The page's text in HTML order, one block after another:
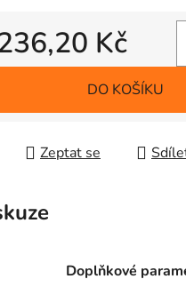
Kč
DO KOŠÍKU
Zeptat se
Doplňkové